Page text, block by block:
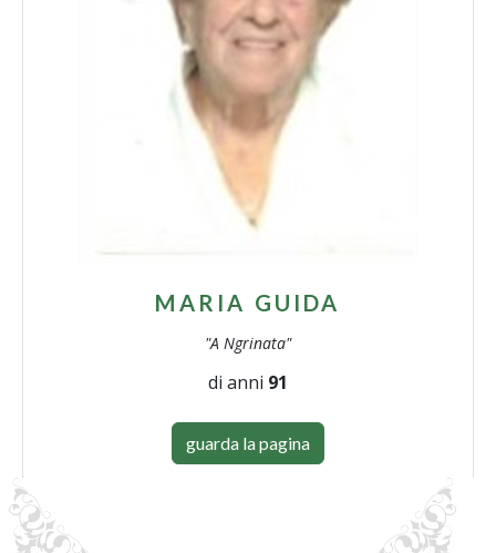
MARIA GUIDA
"A Ngrinata"
di anni 91
guarda la pagina